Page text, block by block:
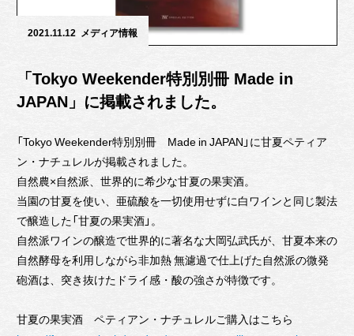
2021.11.12 メディア情報
「Tokyo Weekender特別別冊 Made in
JAPAN」に掲載されました。
「Tokyo Weekender特別別冊 Made in JAPAN」に甘夏ペティア
ン・ナチュレルが掲載されました。
自然農×自然派、世界的に希少な甘夏の果実酒。
当園の甘夏を使い、亜硫酸を一切使用せずに白ワインと同じ製法
で醸造した「甘夏の果実酒」。
自然派ワインの醸造で世界的に著名な大岡弘武氏が、甘夏本来の
自然酵母を利用しながら非加熱 無濾過で仕上げた自然派の微発
砲酒は、突き抜けたドライ感・酸の強さが特徴です。
甘夏の果実酒 ペティアン・ナチュレルご購入はこちら